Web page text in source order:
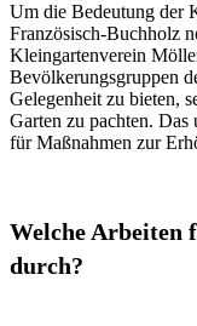
Um die Bedeutung der
Französisch-Buchholz
Kleingartenverein
Bevölkerungsgruppen
Gelegenheit zu bieten,
Garten zu pachten.
für Maßnahmen zur
Welche Arbeiten
durch?